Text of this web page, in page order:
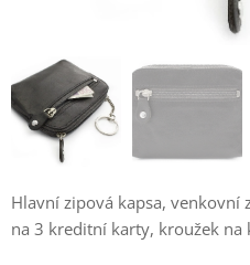
Hlavní zipová kapsa, venkovní
na 3 kreditní karty, kroužek na